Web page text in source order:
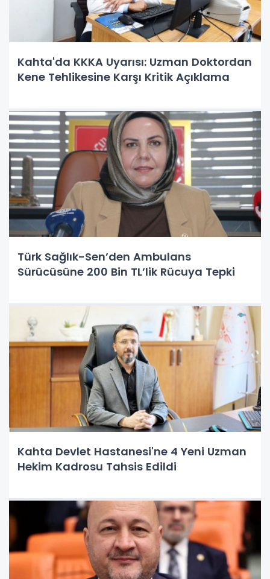
Kahta'da KKKA Uyarısı: Uzman Doktordan
Kene Tehlikesine Karşı Kritik Açıklama
Türk Sağlık-Sen’den Ambulans
Sürücüsüne 200 Bin TL’lik Rücuya Tepki
Kahta Devlet Hastanesi'ne 4 Yeni Uzman
Hekim Kadrosu Tahsis Edildi